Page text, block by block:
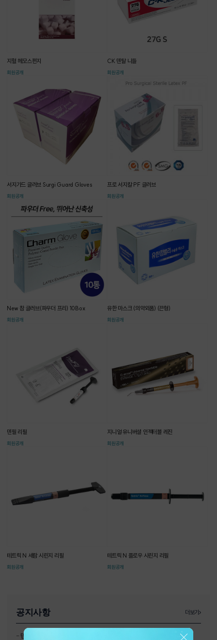
지혈 헤모스펀지
회원공개
CK 덴탈 니들
회원공개
서지가드 글러브 Surgi Guard Gloves
회원공개
프로 서지칼 PF 글러브
회원공개
New 참 글러브(파우더 프리) 10Box
회원공개
유한 마스크 (의약외품) (끈형)
회원공개
덴필 리필
회원공개
지니얼 유니버셜 인젝터블 레진
회원공개
테트릭 N 세람 시린지 리필
회원공개
테트릭 N 플로우 시린지 리필
회원공개
공지사항 더보기
- 덴띠몰 환불 정책